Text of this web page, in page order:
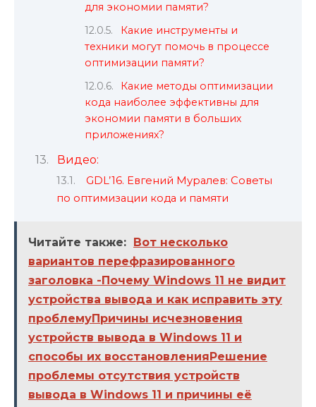
для экономии памяти?
Какие инструменты и
техники могут помочь в процессе
оптимизации памяти?
Какие методы оптимизации
кода наиболее эффективны для
экономии памяти в больших
приложениях?
Видео:
GDL’16. Евгений Муралев: Советы
по оптимизации кода и памяти
Читайте также: Вот несколько
вариантов перефразированного
заголовка -Почему Windows 11 не видит
устройства вывода и как исправить эту
проблемуПричины исчезновения
устройств вывода в Windows 11 и
способы их восстановленияРешение
проблемы отсутствия устройств
вывода в Windows 11 и причины её